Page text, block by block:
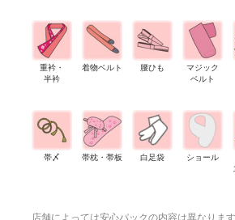
重衿・
半衿
着物ベルト 腰ひも
マジック
ベルト
帯〆 帯枕・帯板 白足袋 ショール
店舗によっては安心パックの内容は異なりま